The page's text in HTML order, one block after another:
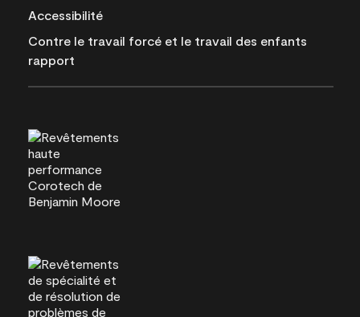
Accessibilité
Contre le travail forcé et le travail des enfants
rapport